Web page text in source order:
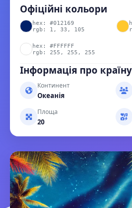
Офіційні кольори
hex: #012169
rgb: 1, 33, 105
hex: #FFFFFF
rgb: 255, 255, 255
Інформація про країну
Континент
Океанія
Площа
20